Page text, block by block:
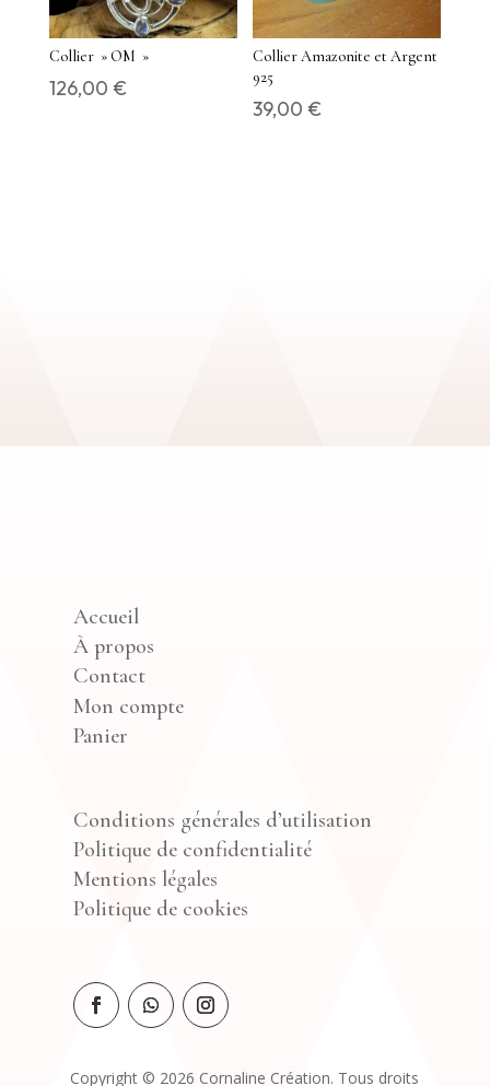
Collier » OM »
126,00 €
Collier Amazonite et Argent
925
39,00€
Accueil
À propos
Contact
Mon compte
Panier
Conditions générales d’utilisation
Politique de confidentialité
Mentions légales
Politique de cookies
Copyright © 2026 Cornaline Création. Tous droits